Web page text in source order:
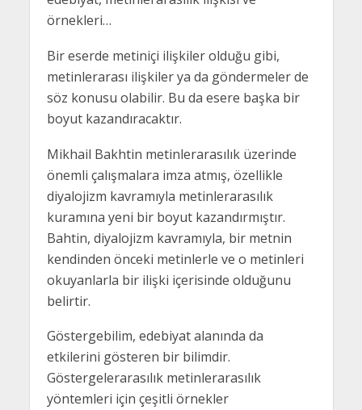
örnekleri…
Bir eserde metiniçi ilişkiler olduğu gibi,
metinlerarası ilişkiler ya da göndermeler de
söz konusu olabilir. Bu da esere başka bir
boyut kazandıracaktır.
Mikhail Bakhtin metinlerarasılık üzerinde
önemli çalışmalara imza atmış, özellikle
diyalojizm kavramıyla metinlerarasılık
kuramına yeni bir boyut kazandırmıştır.
Bahtin, diyalojizm kavramıyla, bir metnin
kendinden önceki metinlerle ve o metinleri
okuyanlarla bir ilişki içerisinde olduğunu
belirtir.
Göstergebilim, edebiyat alanında da
etkilerini gösteren bir bilimdir.
Göstergelerarasılık metinlerarasılık
yöntemleri için çeşitli örnekler